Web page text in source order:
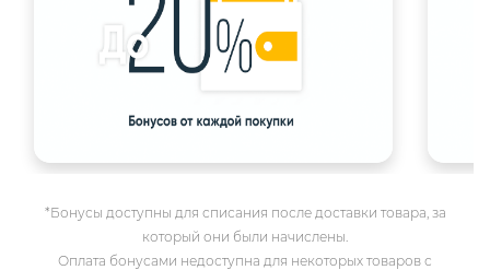
*Бонусы доступны для списания после доставки товара, за
который они были начислены.
Оплата бонусами недоступна для некоторых товаров с